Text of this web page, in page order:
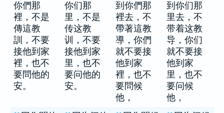
你們那
裡，不是
傳這教
訓，不要
接他到家
裡，也不
要問他的
安。
你们那
里，不是
传这教
训，不要
接他到家
里，也不
要问他的
安。
到你們那
裡去，不
帶著這教
導，你們
就不要接
他到家
裡，也不
要問候
他，
到你们那
里去，不
带着这教
导，你们
就不要接
他到家
里，也不
要问候
他，